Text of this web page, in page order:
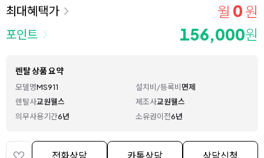
최대혜택가 월 0 원
포인트 156,000원
렌탈 상품 요약
모델명MS911 설치비/등록비면제
렌탈사교원웰스 제조사교원웰스
의무사용기간6년 소유권이전6년
전화상담 카톡상담 상담신청